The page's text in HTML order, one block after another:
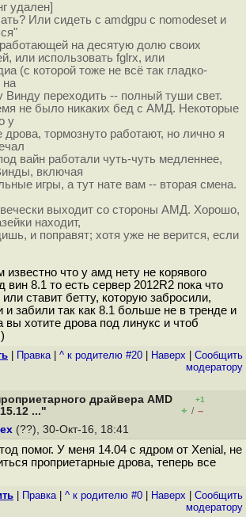
удален]
Или сидеть с amdgpu с nomodeset и
на десятую долю своих
или использовать fglrx, или
(с которой тоже не всё так гладко-
на
Винду переходить -- полный туши свет.
не было никаких бед с АМД. Некоторые
у
дрова, тормознуто работают, но лично я
вайн работали чуть-чуть медленнее,
включая
игры, а тут нате вам -- вторая смена.
выходит со стороны АМД. Хорошо,
находит,
и поправят; хотя уже не верится, если
известно что у амд нету не корявого
вин 8.1 то есть сервер 2012R2 пока что
ставит бетту, которую забросили,
и забили так как 8.1 больше не в тренде и
вы хотите дрова под линукс и чтоб
Правка| ^ к родителю #20 Наверх
Cообщить
модератору
драйвера AMD
..."
+1
+ / –
(??), 30-Окт-16, 18:41
помог. У меня 14.04 с ядром от Xenial, не
проприетарные дрова, теперь все
Правка| ^ к родителю #0 Наверх
Cообщить
модератору